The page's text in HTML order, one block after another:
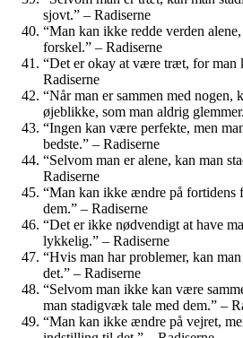
sjovt.” – Radiserne
“Man kan ikke redde verden
forskel.” – Radiserne
“Det er okay at være træt, for man
Radiserne
“Når man er sammen med nogen,
øjeblikke, som man aldrig
“Ingen kan være perfekte, men
bedste.” – Radiserne
“Selvom man er alene, kan man
Radiserne
“Man kan ikke ændre på fortidens
dem.” – Radiserne
“Det er ikke nødvendigt at have
lykkelig.” – Radiserne
“Hvis man har problemer, kan
det.” – Radiserne
“Selvom man ikke kan være
man stadigvæk tale med dem.” –
“Man kan ikke ændre på vejret,